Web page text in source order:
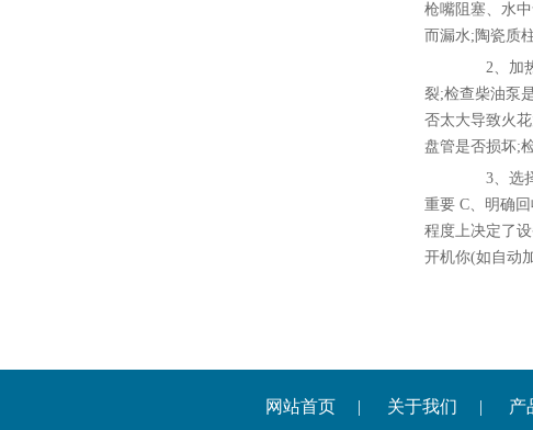
枪嘴阻塞、水
而漏水;陶瓷质
2、加热
裂;检查柴油泵
否太大导致火
盘管是否损坏;
3、选择
重要 C、明确
程度上决定了
开机你(如自动
网站首页 | 关于我们 | 产